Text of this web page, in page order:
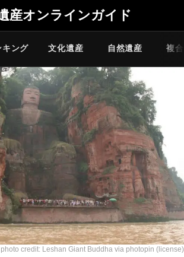
産オンラインガイド
キング 文化遺産 自然遺産 複
photo credit: Leshan Giant Buddha via photopin (license)